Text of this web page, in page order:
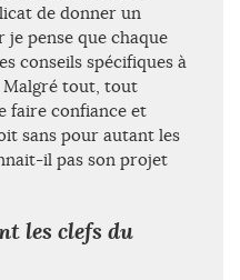
de donner un
je pense que chaque
conseils spécifiques à
Malgré tout, tout
faire confiance et
sans pour autant les
il pas son projet
les clefs du